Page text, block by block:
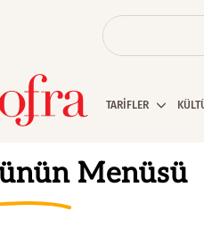
TARİFLER
Menüsü